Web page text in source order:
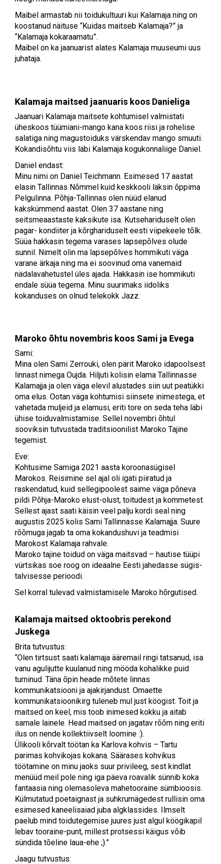
Maibel armastab nii toidukultuuri kui Kalamaja ning on
koostanud näituse “Kuidas maitseb Kalamaja?” ja
“Kalamaja kokaraamatu”.
Maibel on ka jaanuarist alates Kalamaja muuseumi uus
juhataja.
Kalamaja maitsed jaanuaris koos Danieliga
Jaanuari Kalamaja maitsete kohtumisel valmistati
üheskoos tüümiani-mango kana koos riisi ja rohelise
salatiga ning magustoiduks värskendav mango smuuti.
Kokandisõhtu viis läbi Kalamaja kogukonnaliige Daniel.
Daniel endast:
Minu nimi on Daniel Teichmann. Esimesed 17 aastat
elasin Tallinnas Nõmmel kuid keskkooli läksin õppima
Pelgulinna. Põhja-Tallinnas olen nüüd elanud
kakskümmend aastat. Olen 37 aastane ning
seitsmeaastaste kaksikute isa. Kutsehariduselt olen
pagar- kondiiter ja kõrghariduselt eesti viipekeele tõlk.
Süüa hakkasin tegema varases lapsepõlves olude
sunnil. Nimelt olin ma lapsepõlves hommikuti väga
varane ärkaja ning ma ei soovinud oma vanemaid
nädalavahetustel üles ajada. Hakkasin ise hommikuti
endale süüa tegema. Minu suurimaks iidoliks
kokanduses on olnud telekokk Jazz.
Maroko õhtu novembris koos Sami ja Evega
Sami:
Mina olen Sami Zerrouki, olen pärit Maroko idapoolsest
linnast nimega Oujda. Hiljuti kolisin elama Tallinnasse
Kalamajja ja olen väga elevil alustades siin uut peatükki
oma elus. Ootan väga kohtumisi siinsete inimestega, et
vahetada muljeid ja elamusi, eriti tore on seda teha läbi
ühise toiduvalmistamise. Sellel novembri õhtul
sooviksin tutvustada traditsioonilist Maroko Tajine
tegemist.
Eve:
Kohtusime Samiga 2021 aasta koroonasügisel
Marokos. Reisimine sel ajal oli igati piiratud ja
raskendatud, kuid sellegipoolest saime väga põneva
pildi Põhja-Maroko elust-olust, toitudest ja kommetest.
Sellest ajast saati käisin veel palju kordi seal ning
augustis 2025 kolis Sami Tallinnasse Kalamajja. Suure
rõõmuga jagab ta oma kokandushuvi ja teadmisi
Marokost Kalamaja rahvale.
Maroko tajine toidud on väga maitsvad – hautise tüüpi
vürtsikas soe roog on ideaalne Eesti jahedasse sügis-
talvisesse perioodi.
Sel korral tulevad valmistamisele Maroko hõrgutised.
Kalamaja maitsed oktoobris perekond
Juskega
Brita tutvustus:
“Olen tirtsust saati kalamaja ääremail ringi tatsanud, isa
vanu agulijutte kuulanud ning mööda kohalikke puid
turninud. Täna õpin heade mõtete linnas
kommunikatsiooni ja ajakirjandust. Omaette
kommunikatsioonikirg tuleneb mul just köögist. Toit ja
maitsed on keel, mis toob inimesed kokku ja aitab
samale lainele. Head maitsed on jagatav rõõm ning eriti
ilus on nende kollektiivselt loomine :).
Ülikooli kõrvalt töötan ka Karlova kohvis – Tartu
parimas kohvikojas kokana. Säärases kohvikus
töötamine on minu jaoks suur privileeg, sest kindlat
menüüd meil pole ning iga päeva roavalik sünnib koka
fantaasia ning olemasoleva mahetooraine sümbioosis.
Külmutatud poetaignast ja suhkrumägedest rullisin oma
esimesed kaneelisaiad juba algklassides. Ilmselt
paelub mind toidutegemise juures just algul köögikapil
lebav tooraine-punt, millest protsessi käigus võib
sündida tõeline laua-ehe ;).”
Jaagu tutvustus: